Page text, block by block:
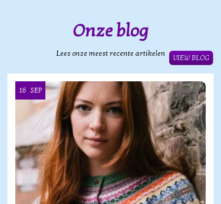
Onze blog
Lees onze meest recente artikelen
VIEW BLOG
16 SEP